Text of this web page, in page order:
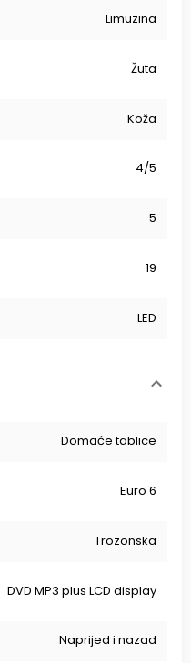
Limuzina
Žuta
Koža
4/5
5
19
LED
Domaće tablice
Euro 6
Trozonska
DVD MP3 plus LCD display
Naprijed i nazad